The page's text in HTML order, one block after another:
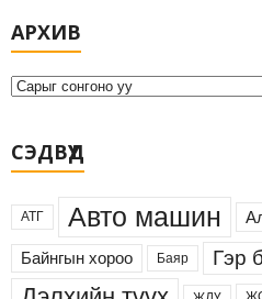
АРХИВ
и
СЭДВҮҮД
АТГ Авто машин
Байнгын хороо Баяр Гэр